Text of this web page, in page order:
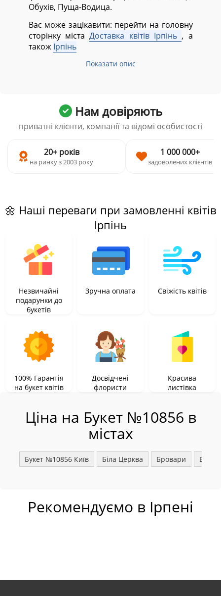
Обухів, Пуща-Водица.
Вас може зацікавити: перейти на головну
сторінку містаДоставка квітів Ірпінь , а
також Ірпінь
Показати опис
Нам довіряють
приватні клієнти, компанії та відомі особистості
20+ років
на ринку з 2003 року
1 000 000+
задоволених клієнтів
🌼 Наші переваги при замовленні квітів
Ірпінь
Незвичайні
подарунки до
букетів
Зручна оплата Свіжість квітів
100% Гарантія
на букет квітів
Досвідчені
флористи
Красива
листівка
Ціна на Букет №10856 в
містах
Букет №10856 Київ Біла Церква Бровари
Рекомендуємо в Ірпені